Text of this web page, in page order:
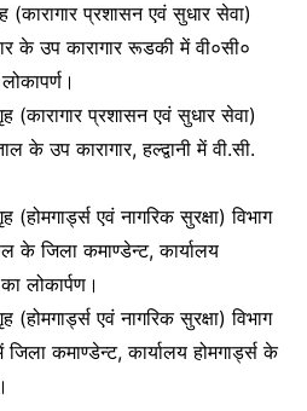
प्रशासन एवं सुधार सेवा)
के उप कारागार रूडकी में वी०सी०
प्रशासन एवं सुधार सेवा)
के उप कारागार, हल्द्वानी में वी.सी.
एवं नागरिक सुरक्षा) विभाग
के जिला कमाण्डेन्ट, कार्यालय
लोकार्पण।
एवं नागरिक सुरक्षा) विभाग
कमाण्डेन्ट, कार्यालय होमगार्ड्स के